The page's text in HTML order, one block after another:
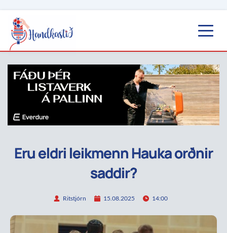
Eru eldri leikmenn Hauka orðnir
saddir?
Ritstjórn 15.08.2025 14:00